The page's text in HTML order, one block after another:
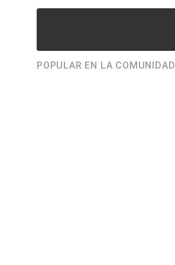
POPULAR EN LA COMUNIDAD